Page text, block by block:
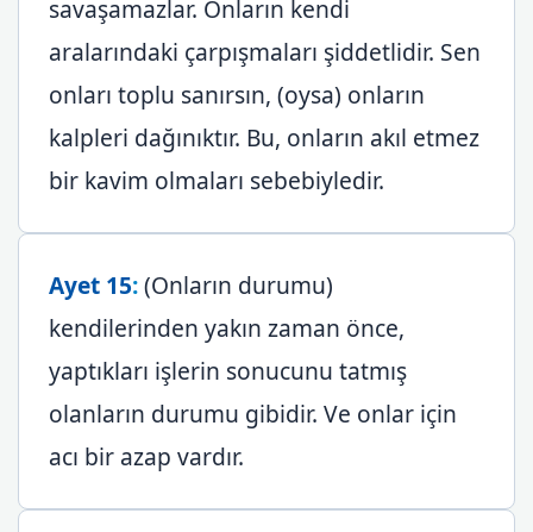
savaşamazlar. Onların kendi
aralarındaki çarpışmaları şiddetlidir. Sen
onları toplu sanırsın, (oysa) onların
kalpleri dağınıktır. Bu, onların akıl etmez
bir kavim olmaları sebebiyledir.
Ayet 15:(Onların durumu)
kendilerinden yakın zaman önce,
yaptıkları işlerin sonucunu tatmış
olanların durumu gibidir. Ve onlar için
acı bir azap vardır.